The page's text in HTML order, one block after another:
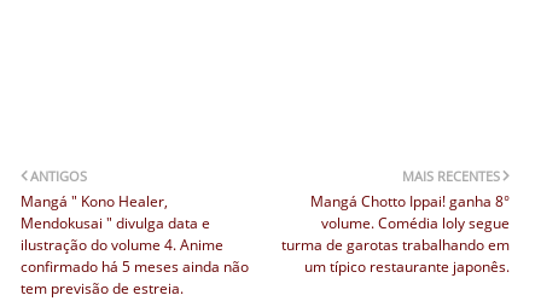
MAIS RECENTES
Mangá Chotto Ippai! ganha 8°
volume. Comédia loly segue
turma de garotas trabalhando em
um típico restaurante japonês.
ANTIGOS
Mangá " Kono Healer,
Mendokusai " divulga data e
ilustração do volume 4. Anime
confirmado há 5 meses ainda não
tem previsão de estreia.